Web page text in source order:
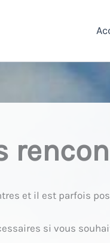
et il est parfois
si vous